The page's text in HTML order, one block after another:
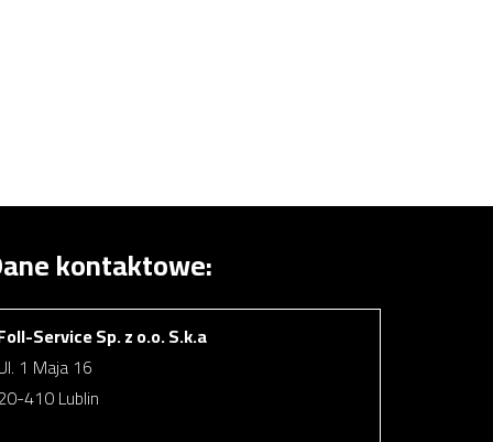
kontaktowe:
Service Sp. z o.o. S.k.a
1 Maja 16
410 Lublin